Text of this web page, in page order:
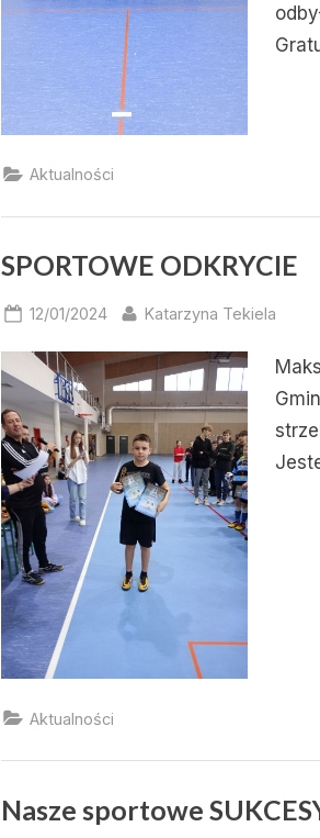
Aktualności
SPORTOWE ODKRYCIE
Posted
12/01/2024 By
Katarzyna Tekiela
Aktualności
Nasze sportowe